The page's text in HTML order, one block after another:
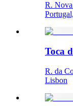
R.
Toca
R. da
Lisbon